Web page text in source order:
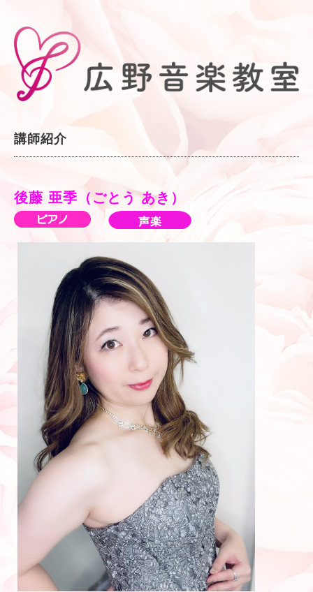
講師紹介
後藤 亜季（ごとう あき）